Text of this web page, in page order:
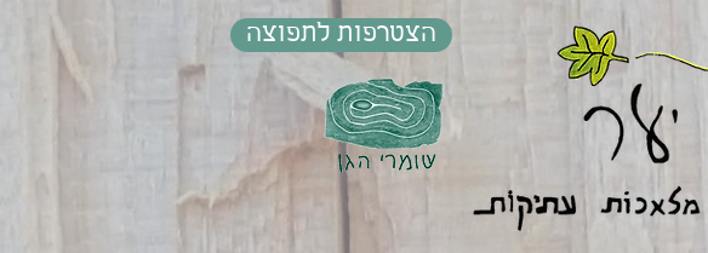
הצטרפות לתפוצה